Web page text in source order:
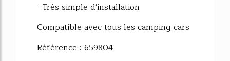
- Très simple d'installation
Compatible avec tous les camping-cars
Référence : 659804